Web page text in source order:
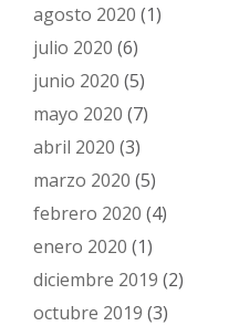
agosto 2020 (1)
julio 2020 (6)
junio 2020 (5)
mayo 2020 (7)
abril 2020 (3)
marzo 2020 (5)
febrero 2020 (4)
enero 2020 (1)
diciembre 2019 (2)
octubre 2019 (3)